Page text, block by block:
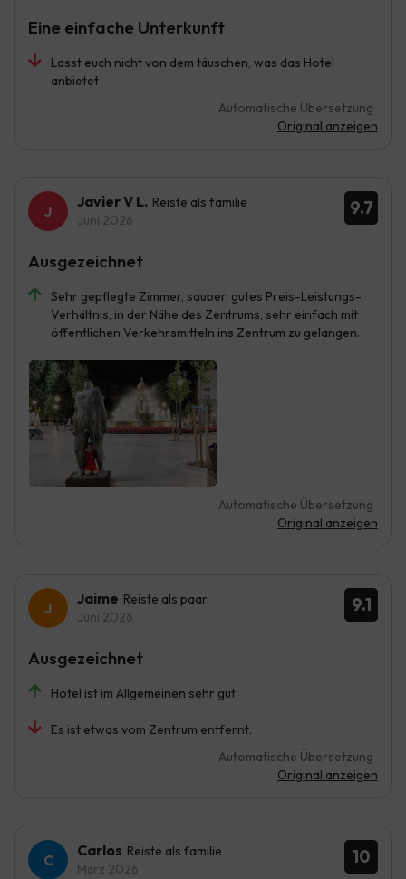
Lasst euch nicht von dem täuschen, was das Hotel
anbietet
Automatische Übersetzung
Original anzeigen
Eine einfache Unterkunft
9.7
Javier V L. Reiste als familie
Juni 2026
Sehr gepflegte Zimmer, sauber, gutes Preis-Leistungs-
Verhältnis, in der Nähe des Zentrums, sehr einfach mit
öffentlichen Verkehrsmitteln ins Zentrum zu gelangen.
Automatische Übersetzung
Original anzeigen
Ausgezeichnet
9.1
Jaime Reiste als paar
Juni 2026
Hotel ist im Allgemeinen sehr gut.
Es ist etwas vom Zentrum entfernt.
Automatische Übersetzung
Original anzeigen
Ausgezeichnet
10
Carlos Reiste als familie
März 2026